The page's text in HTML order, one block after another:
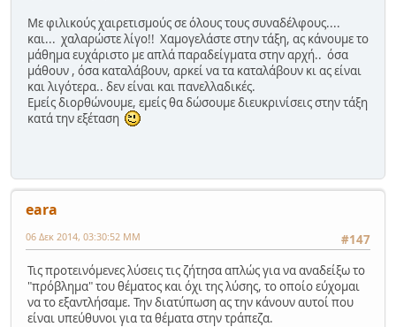
Με φιλικούς χαιρετισμούς σε όλους τους συναδέλφους....
και... χαλαρώστε λίγο!! Χαμογελάστε στην τάξη, ας κάνουμε το
μάθημα ευχάριστο με απλά παραδείγματα στην αρχή.. όσα
μάθουν , όσα καταλάβουν, αρκεί να τα καταλάβουν κι ας είναι
και λιγότερα.. δεν είναι και πανελλαδικές.
Εμείς διορθώνουμε, εμείς θα δώσουμε διευκρινίσεις στην τάξη
κατά την εξέταση
eara
#147
06 Δεκ 2014, 03:30:52 ΜΜ
Τις προτεινόμενες λύσεις τις ζήτησα απλώς για να αναδείξω το
"πρόβλημα" του θέματος και όχι της λύσης, το οποίο εύχομαι
να το εξαντλήσαμε. Την διατύπωση ας την κάνουν αυτοί που
είναι υπεύθυνοι για τα θέματα στην τράπεζα.